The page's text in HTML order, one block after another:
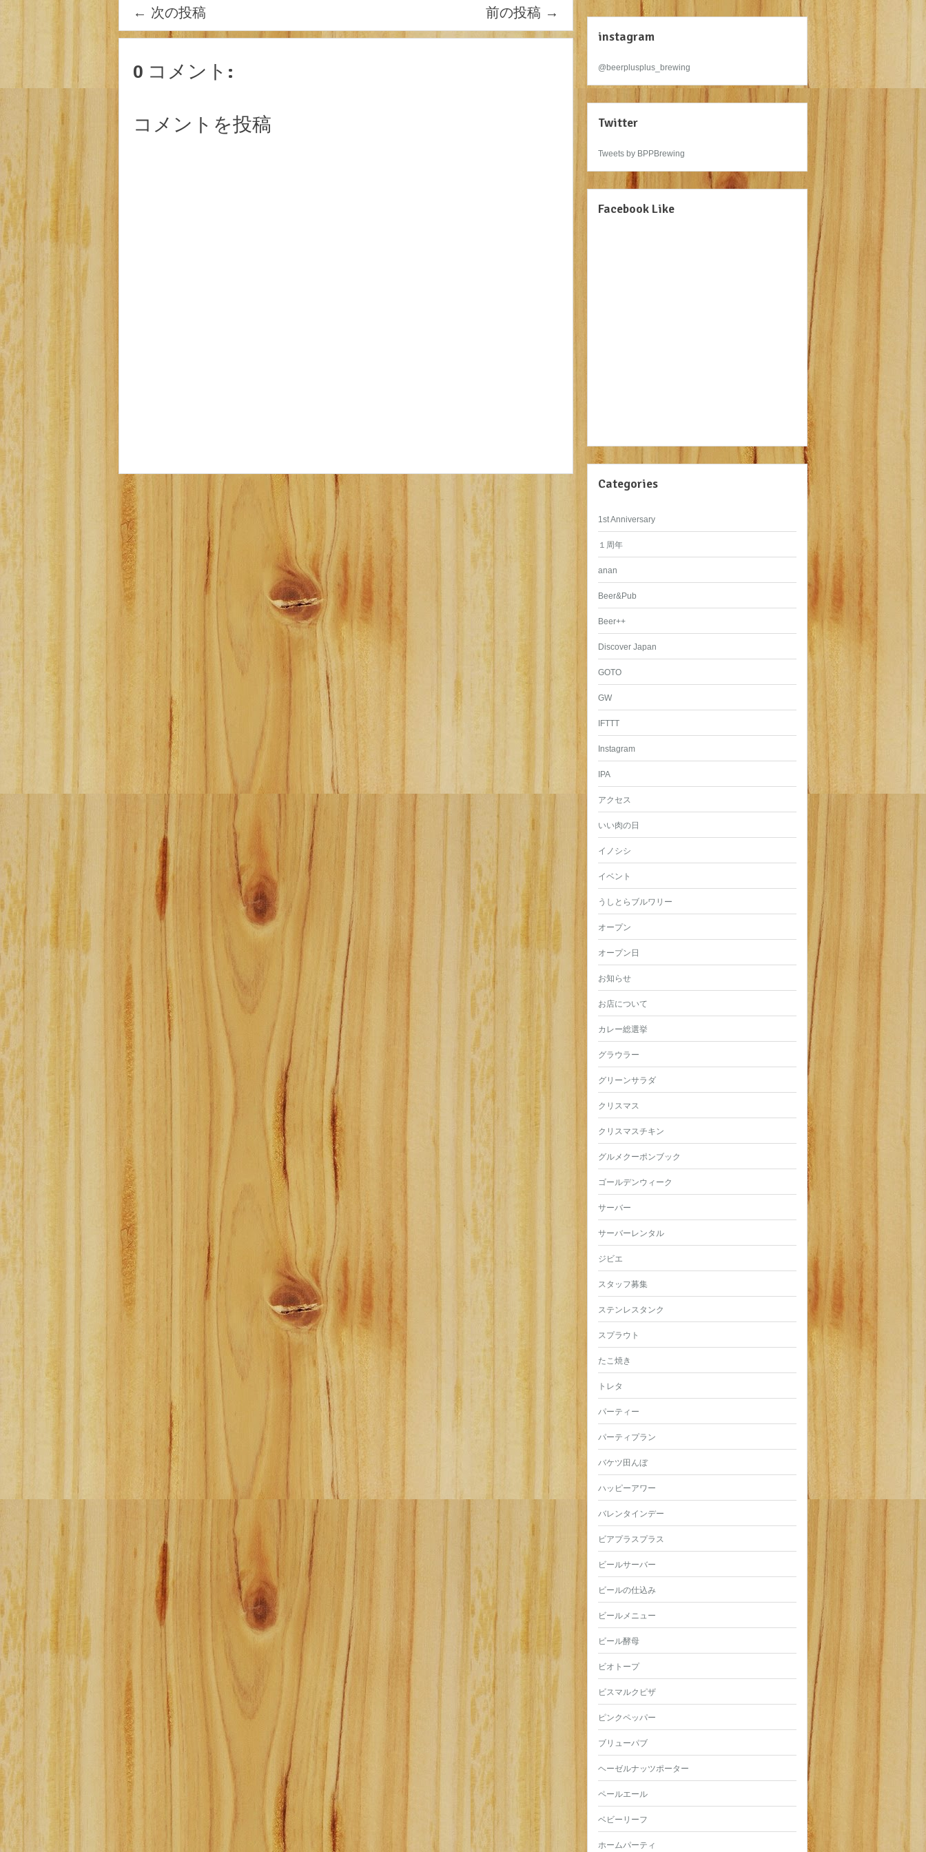
← 次の投稿 前の投稿 →
0 コメント:
コメントを投稿
instagram
@beerplusplus_brewing
Twitter
Tweets by BPPBrewing
Facebook Like
Categories
1st Anniversary
１周年
anan
Beer&Pub
Beer++
Discover Japan
GOTO
GW
IFTTT
Instagram
IPA
アクセス
いい肉の日
イノシシ
イベント
うしとらブルワリー
オープン
オープン日
お知らせ
お店について
カレー総選挙
グラウラー
グリーンサラダ
クリスマス
クリスマスチキン
グルメクーポンブック
ゴールデンウィーク
サーバー
サーバーレンタル
ジビエ
スタッフ募集
ステンレスタンク
スプラウト
たこ焼き
トレタ
パーティー
パーティプラン
バケツ田んぼ
ハッピーアワー
バレンタインデー
ビアプラスプラス
ビールサーバー
ビールの仕込み
ビールメニュー
ビール酵母
ビオトープ
ビスマルクピザ
ピンクペッパー
ブリューパブ
ヘーゼルナッツポーター
ペールエール
ベビーリーフ
ホームパーティ